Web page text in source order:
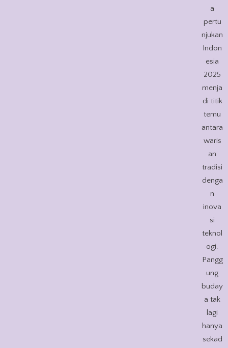
a
pertu
njukan
Indon
esia
2025
menja
di titik
temu
antara
waris
an
tradisi
denga
n
inova
si
teknol
ogi.
Pangg
ung
buday
a tak
lagi
hanya
sekad